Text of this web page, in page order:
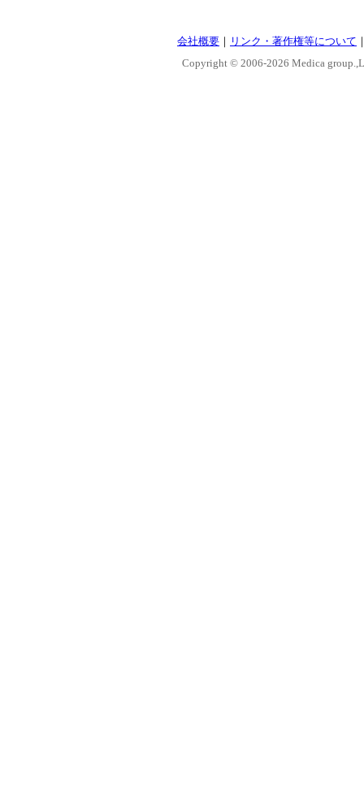
会社概要 ｜ リンク・著作権等について
Copyright © 2006-2026 Medica